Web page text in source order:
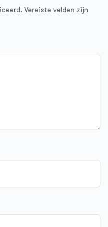
Vereiste velden zijn